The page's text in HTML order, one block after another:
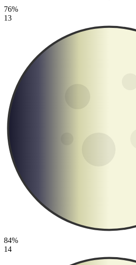
76%
13
84%
14